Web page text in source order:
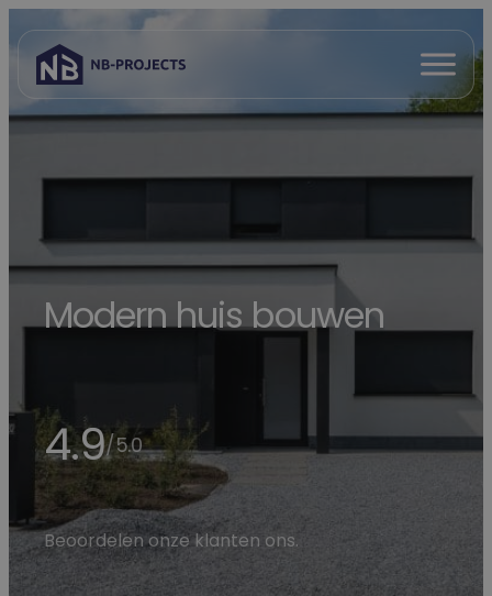
naar
inhoud
Open
menu
Modern huis bouwen
4.9/5.0
Beoordelen onze klanten ons.